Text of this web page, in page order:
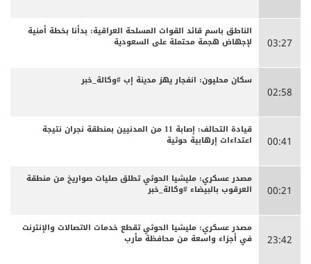
03:27
الناطق باسم قائد القوات المسلحة العراقية: بدأنا بخطة أمنية
لإجهاض هجمة محتملة على السعودية
02:58
سكان محليون: انفجار يهز مدينة إب #وكالة_خبر
00:41
قيادة التحالف: إصابة 11 من المدنيين بمنطقة نجران نتيجة
اعتداءات إرهابية حوثية
00:21
مصدر عسكري: مليشيا الحوثي تطلق صليات صواريخ من منطقة
العرقوب بالبيضاء #وكالة_خبر
23:42
مصدر عسكري: مليشيا الحوثي تقطع خدمات الاتصالات والإنترنت
في أجزاء واسعة من محافظة مأرب